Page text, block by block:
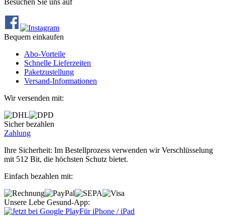
Bequem einkaufen
Abo‐Vorteile
Schnelle Lieferzeiten
Paketzustellung
Versand‐Informationen
Wir versenden mit:
Sicher bezahlen
Zahlung
Ihre Sicherheit: Im Bestellprozess verwenden wir Verschlüsselung
mit 512 Bit, die höchsten Schutz bietet.
Einfach bezahlen mit:
Unsere Lebe Gesund-App:
Für iPhone / iPad